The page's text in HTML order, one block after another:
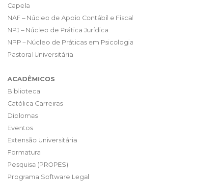
Capela
NAF – Núcleo de Apoio Contábil e Fiscal
NPJ – Núcleo de Prática Jurídica
NPP – Núcleo de Práticas em Psicologia
Pastoral Universitária
ACADÊMICOS
Biblioteca
Católica Carreiras
Diplomas
Eventos
Extensão Universitária
Formatura
Pesquisa (PROPES)
Programa Software Legal